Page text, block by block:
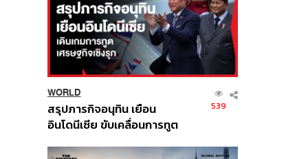
WORLD
สรุปภารกิจอนุทิน เยือน
อินโดนีเซีย ขับเคลื่อนการทูต
539